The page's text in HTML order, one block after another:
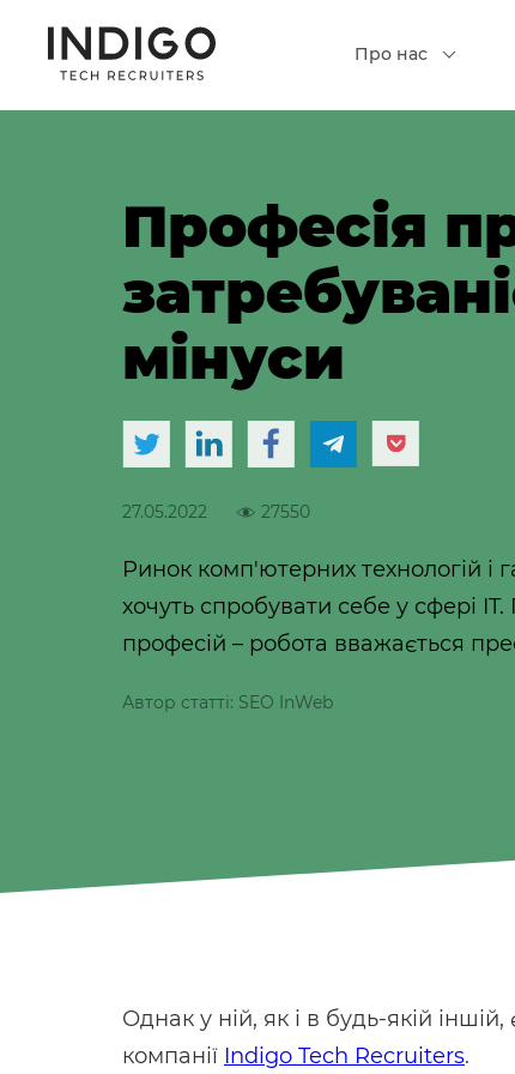
Про нас
Професія
мінуси
27.05.2022 27550
Ринок комп'ютерних технологій і
хочуть спробувати себе у сфері
професій – робота вважається
Автор статті: SEO InWeb
Однак у ній, як і в будь-якій
компанії Indigo Tech Recruiters.